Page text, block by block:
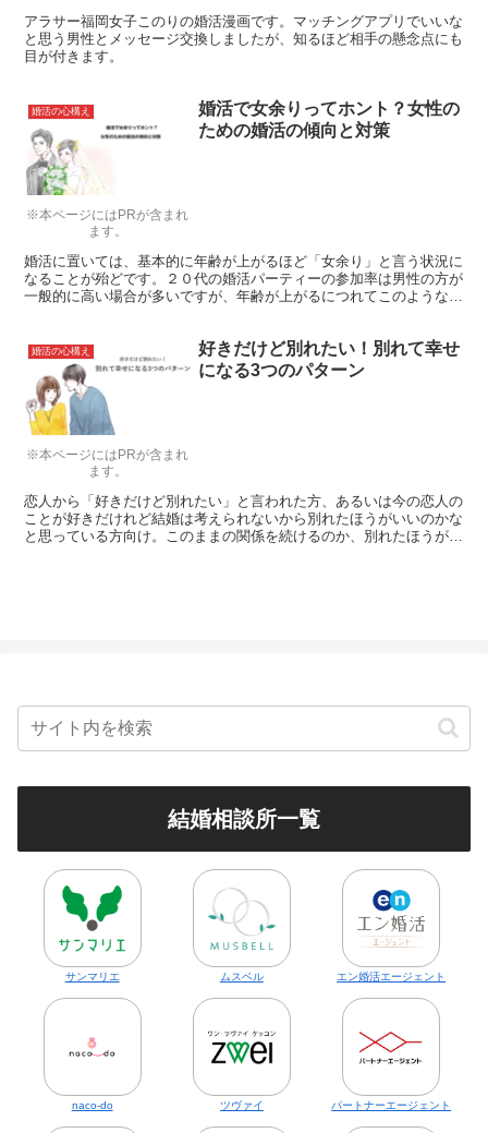
アラサー福岡女子このりの婚活漫画です。マッチングアプリでいいな
と思う男性とメッセージ交換しましたが、知るほど相手の懸念点にも
目が付きます。
※本ページにはPRが含まれ
ます。
婚活の心構え
婚活で女余りってホント？女性の
ための婚活の傾向と対策
婚活に置いては、基本的に年齢が上がるほど「女余り」と言う状況に
なることが殆どです。２０代の婚活パーティーの参加率は男性の方が
一般的に高い場合が多いですが、年齢が上がるにつれてこのような
※本ページにはPRが含まれ
ます。
婚活の心構え
好きだけど別れたい！別れて幸せ
になる3つのパターン
恋人から「好きだけど別れたい」と言われた方、あるいは今の恋人の
ことが好きだけれど結婚は考えられないから別れたほうがいいのかな
と思っている方向け。このままの関係を続けるのか、別れたほうが幸
結婚相談所一覧
サンマリエ ムスベル エン婚活エージェント
naco-do ツヴァイ パートナーエージェント